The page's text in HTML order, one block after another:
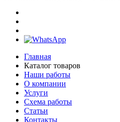
Главная
Каталог товаров
Наши работы
О компании
Услуги
Схема работы
Статьи
Контакты